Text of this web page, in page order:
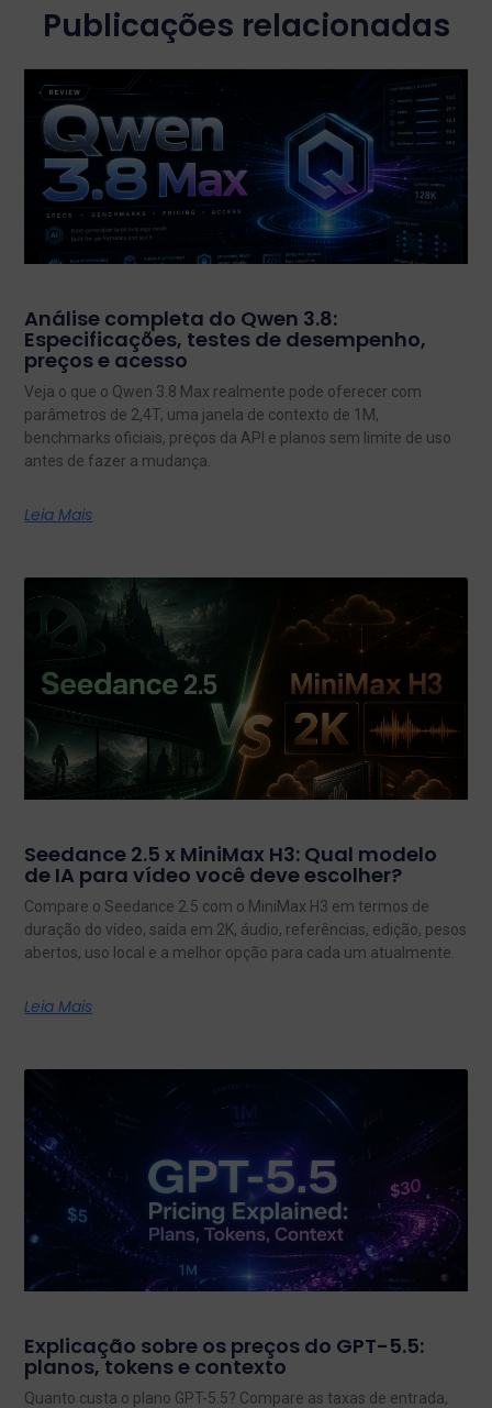
Publicações relacionadas
Análise completa do Qwen 3.8:
Especificações, testes de desempenho,
preços e acesso
Veja o que o Qwen 3.8 Max realmente pode oferecer com
parâmetros de 2,4T, uma janela de contexto de 1M,
benchmarks oficiais, preços da API e planos sem limite de uso
antes de fazer a mudança.
Leia Mais
Seedance 2.5 x MiniMax H3: Qual modelo
de IA para vídeo você deve escolher?
Compare o Seedance 2.5 com o MiniMax H3 em termos de
duração do vídeo, saída em 2K, áudio, referências, edição, pesos
abertos, uso local e a melhor opção para cada um atualmente.
Leia Mais
Explicação sobre os preços do GPT-5.5:
planos, tokens e contexto
Quanto custa o plano GPT-5.5? Compare as taxas de entrada,